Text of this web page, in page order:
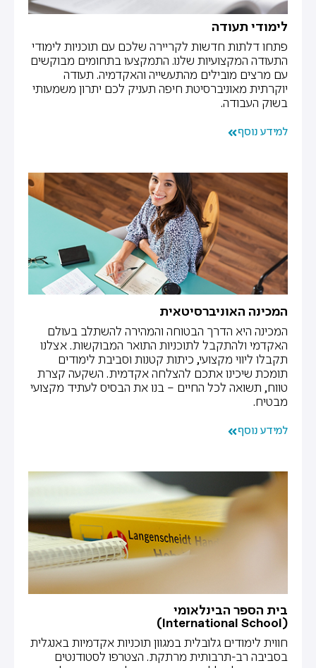
לימודי תעודה
פתחו דלתות חדשות לקריירה שלכם עם תוכניות לימודי
התעודה המקצועיות שלנו. התמקצעו בתחומים מבוקשים
עם מרצים מובילים מהתעשייה והאקדמיה. תעודה
יוקרתית מאוניברסיטת חיפה תעניק לכם יתרון משמעותי
בשוק העבודה.
למידע נוסף
המכינה האוניברסיטאית
המכינה היא הדרך הבטוחה והמהירה להשתלב בעולם
האקדמי ולהתקבל לתוכניות התואר המבוקשות. אצלנו
תקבלו ליווי מקצועי, כיתות קטנות וסביבת לימודים
תומכת שיכינו אתכם להצלחה אקדמית. השקעה קצרת
טווח, תשואה לכל החיים – בנו את הבסיס לעתיד מקצועי
מבטיח.
למידע נוסף
בית הספר הבינלאומי
(International School)
חווית לימודים גלובלית במגוון תוכניות אקדמיות באנגלית
בסביבה רב-תרבותית מרתקת. הצטרפו לסטודנטים